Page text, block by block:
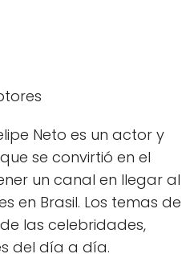
Neto es un actor y
se convirtió en el
un canal en llegar al
en Brasil. Los temas de
las celebridades,
del día a día.